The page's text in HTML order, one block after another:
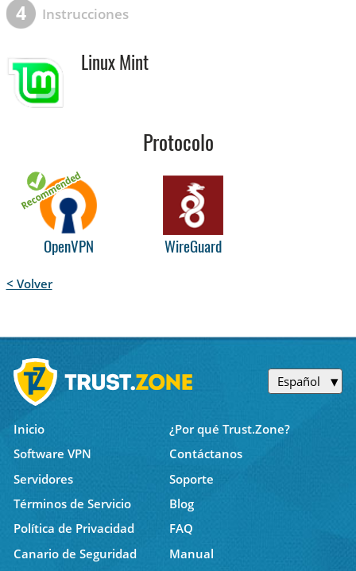
4 Instrucciones
Linux Mint
Protocolo
OpenVPN WireGuard
< Volver
Español
Inicio
¿Por qué Trust.Zone?
Software VPN
Contáctanos
Servidores
Soporte
Términos de Servicio
Blog
Política de Privacidad
FAQ
Canario de Seguridad
Manual